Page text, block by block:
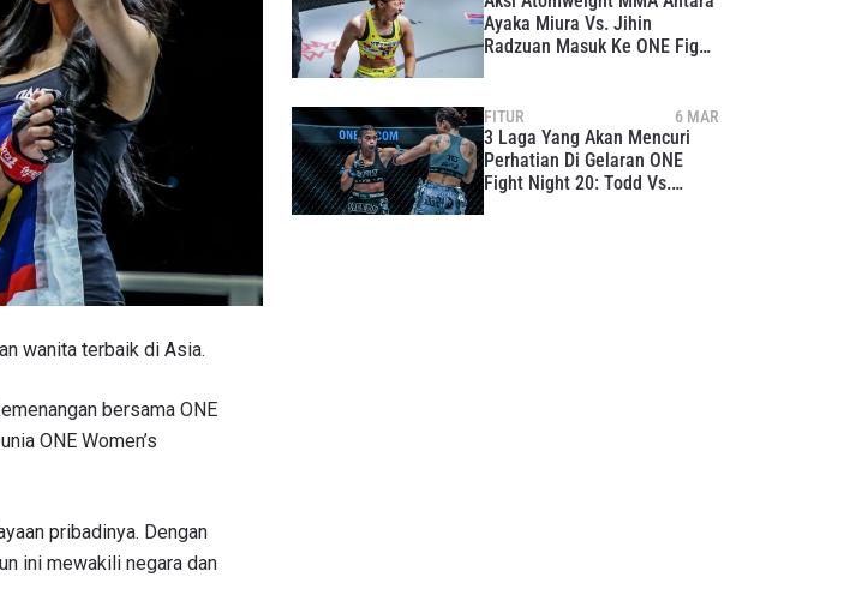
wanita terbaik di Asia.
bersama ONE
ONE Women’s
pribadinya. Dengan
ini mewakili negara dan
Ayaka Miura Vs. Jihin
Radzuan Masuk Ke ONE Fight
FITUR 6 MAR
3 Laga Yang Akan Mencuri
Perhatian Di Gelaran ONE
Fight Night 20: Todd Vs.